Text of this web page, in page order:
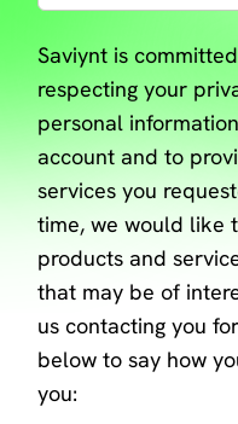
Saviynt is
respecting your
personal
account and to
services you
time, we would like
products and
that may be of
us contacting you
below to say how
you: